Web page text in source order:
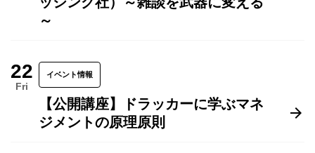
～
22
Fri
イベント情報
【公開講座】ドラッカーに学ぶマネ
ジメントの原理原則